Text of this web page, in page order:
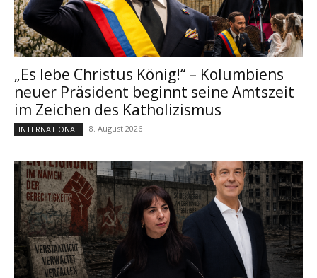
„Es lebe Christus König!“ – Kolumbiens
neuer Präsident beginnt seine Amtszeit
im Zeichen des Katholizismus
INTERNATIONAL 8. August 2026